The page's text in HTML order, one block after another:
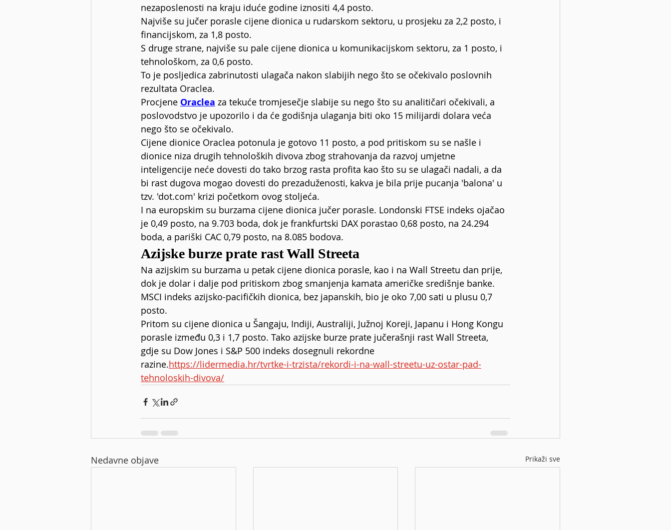
nezaposlenosti na kraju iduće godine iznositi 4,4 posto.
Najviše su jučer porasle cijene dionica u rudarskom sektoru, u prosjeku za 2,2 posto, i
financijskom, za 1,8 posto.
S druge strane, najviše su pale cijene dionica u komunikacijskom sektoru, za 1 posto, i
tehnološkom, za 0,6 posto.
To je posljedica zabrinutosti ulagača nakon slabijih nego što se očekivalo poslovnih
rezultata Oraclea.
Procjene Oraclea za tekuće tromjesečje slabije su nego što su analitičari očekivali, a
poslovodstvo je upozorilo i da će godišnja ulaganja biti oko 15 milijardi dolara veća
nego što se očekivalo.
Cijene dionice Oraclea potonula je gotovo 11 posto, a pod pritiskom su se našle i
dionice niza drugih tehnoloških divova zbog strahovanja da razvoj umjetne
inteligencije neće dovesti do tako brzog rasta profita kao što su se ulagači nadali, a da
bi rast dugova mogao dovesti do prezaduženosti, kakva je bila prije pucanja 'balona' u
tzv. 'dot.com' krizi početkom ovog stoljeća.
I na europskim su burzama cijene dionica jučer porasle. Londonski FTSE indeks ojačao
je 0,49 posto, na 9.703 boda, dok je frankfurtski DAX porastao 0,68 posto, na 24.294
boda, a pariški CAC 0,79 posto, na 8.085 bodova.
Azijske burze prate rast Wall Streeta
Na azijskim su burzama u petak cijene dionica porasle, kao i na Wall Streetu dan prije,
dok je dolar i dalje pod pritiskom zbog smanjenja kamata američke središnje banke.
MSCI indeks azijsko-pacifičkih dionica, bez japanskih, bio je oko 7,00 sati u plusu 0,7
posto.
Pritom su cijene dionica u Šangaju, Indiji, Australiji, Južnoj Koreji, Japanu i Hong Kongu
porasle između 0,3 i 1,7 posto. Tako azijske burze prate jučerašnji rast Wall Streeta,
gdje su Dow Jones i S&P 500 indeks dosegnuli rekordne
razine.https://lidermedia.hr/tvrtke-i-trzista/rekordi-i-na-wall-streetu-uz-ostar-pad-
tehnoloskih-divova/
Nedavne objave Prikaži sve